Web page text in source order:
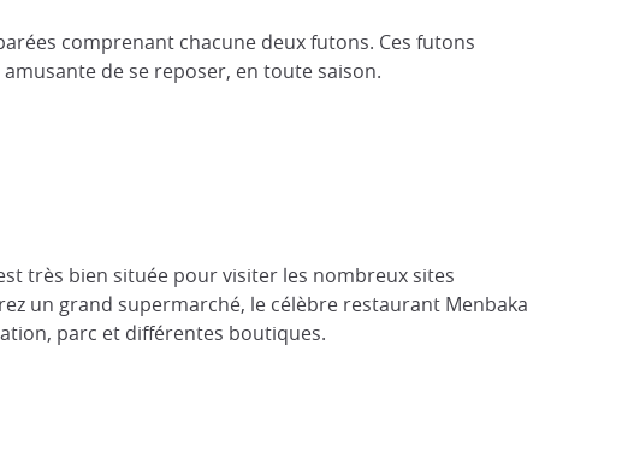
comprenant chacune deux futons. Ces futons
de se reposer, en toute saison.
très bien située pour visiter les nombreux sites
un grand supermarché, le célèbre restaurant Menbaka
parc et différentes boutiques.